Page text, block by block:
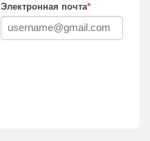
Электронная почта*